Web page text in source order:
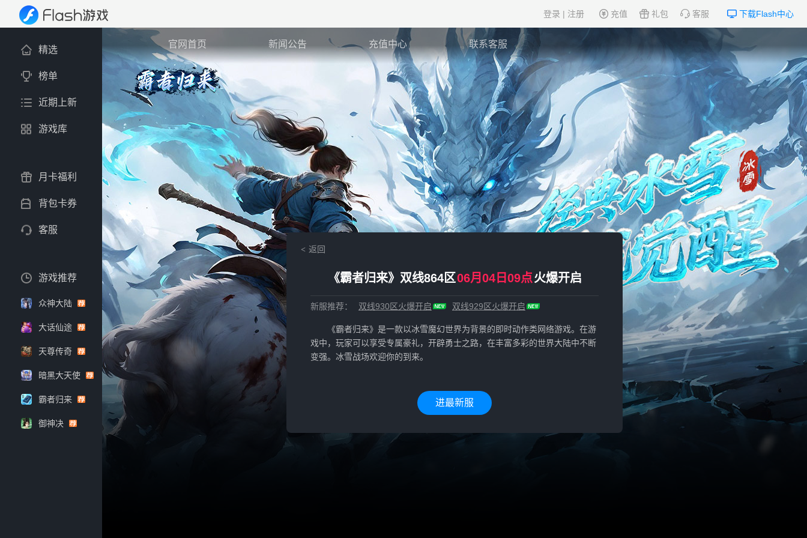
下载Flash中心
客服
礼包
充值
登录 | 注册
官网首页 新闻公告 充值中心 联系客服
返回
《霸者归来》双线864区06月04日09点火爆开启
新服推荐： 双线930区火爆开启 双线929区火爆开启
《霸者归来》是一款以冰雪魔幻世界为背景的即时动作类网络游戏。在游
戏中，玩家可以享受专属豪礼，开辟勇士之路，在丰富多彩的世界大陆中不断
变强。冰雪战场欢迎你的到来。
进最新服
精选
榜单
近期上新
游戏库
月卡福利
背包卡券
客服
游戏推荐
众神大陆
大话仙途
天尊传奇
暗黑大天使
霸者归来
御神决